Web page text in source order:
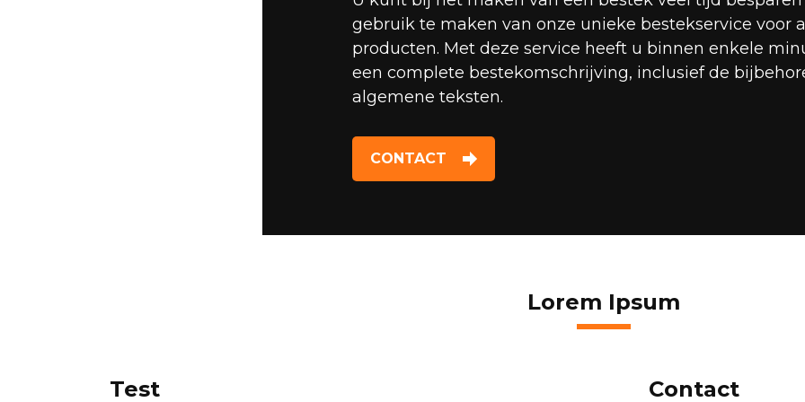
gebruik te maken van onze unieke bestekservice voor
producten. Met deze service heeft u binnen enkele
een complete bestekomschrijving, inclusief de
algemene teksten.
CONTACT
Lorem Ipsum
Test Contact